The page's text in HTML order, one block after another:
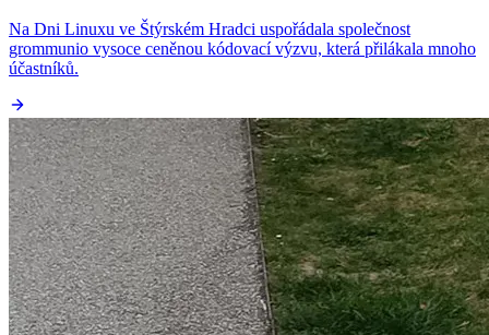
Na Dni Linuxu ve Štýrském Hradci uspořádala společnost
grommunio vysoce ceněnou kódovací výzvu, která přilákala mnoho
účastníků.